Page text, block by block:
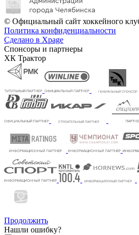
© Официальный сайт хоккейного
Политика конфиденциальности
Сделано в Xpage
Спонсоры и партнеры
ХК Трактор
Продолжить
Нашли ошибку?